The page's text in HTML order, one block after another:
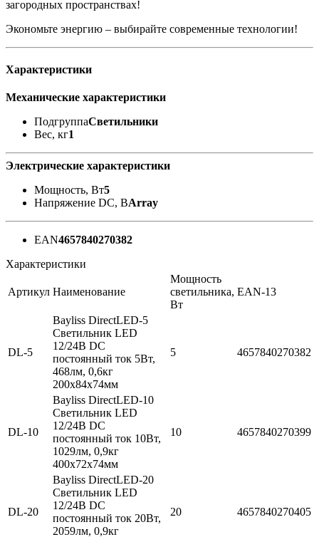
загородных пространствах!
Экономьте энергию – выбирайте современные технологии!
Характеристики
Механические характеристики
ПодгруппаСветильники
Вес, кг1
Электрические характеристики
Мощность, Вт5
Напряжение DC, ВArray
EAN4657840270382
Характеристики
Артикул Наименование
Мощность
светильника,
Вт
EAN-13
DL-5
Bayliss DirectLED-5
Cветильник LED
12/24В DC
постоянный ток 5Вт,
468лм, 0,6кг
200х84х74мм
5 4657840270382
DL-10
Bayliss DirectLED-10
Cветильник LED
12/24В DC
постоянный ток 10Вт,
1029лм, 0,9кг
400х72х74мм
10 4657840270399
DL-20
Bayliss DirectLED-20
Cветильник LED
12/24В DC
постоянный ток 20Вт,
2059лм, 0,9кг
20 4657840270405